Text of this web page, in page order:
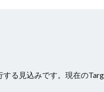
る見込みです。現在の